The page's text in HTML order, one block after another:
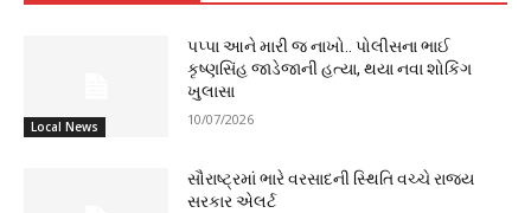
Local News
પપ્પા આને મારી જ નાખો.. પોલીસના ભાઈ
કૃષ્ણસિંહ જાડેજાની હત્યા, થયા નવા શોકિંગ
ખુલાસા
10/07/2026
સૌરાષ્ટ્રમાં ભારે વરસાદની સ્થિતિ વચ્ચે રાજ્ય
સરકાર એલર્ટ